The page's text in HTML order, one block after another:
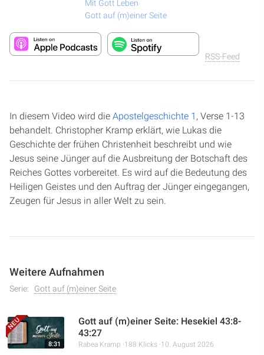
Mit Gott Leben
Gott auf (m)einer Seite
RSS-Feed
In diesem Video wird die Apostelgeschichte 1 , Verse 1-13
behandelt. Christopher Kramp erklärt, wie Lukas die
Geschichte der frühen Christenheit beschreibt und wie
Jesus seine Jünger auf die Ausbreitung der Botschaft des
Reiches Gottes vorbereitet. Es wird auf die Bedeutung des
Heiligen Geistes und den Auftrag der Jünger eingegangen,
Zeugen für Jesus in aller Welt zu sein.
Weitere Aufnahmen
Serie: Gott auf (m)einer Seite
8:31
Gott auf (m)einer Seite: Hesekiel 43:8-
43:27
Rabea Kramp 188 Klicks 10. August 2026